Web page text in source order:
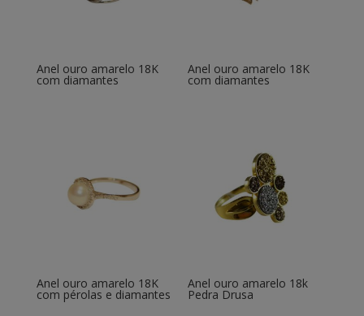
Anel ouro amarelo 18K
com diamantes
Anel ouro amarelo 18K
com diamantes
Anel ouro amarelo 18K
com pérolas e diamantes
Anel ouro amarelo 18k
Pedra Drusa